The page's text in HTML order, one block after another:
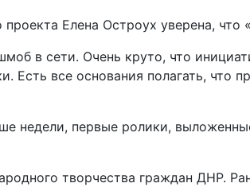
Елена Остроух уверена,
в сети. Очень круто, что
Есть все основания полагать,
недели, первые ролики,
творчества граждан ДНР.